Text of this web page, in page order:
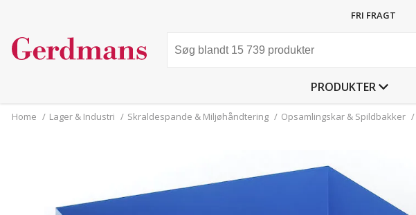
FRI FRAGT
PRODUKTER
Home / Lager & Industri / Skraldespande & Miljøhåndtering / Opsamlingskar & Spildbakker /